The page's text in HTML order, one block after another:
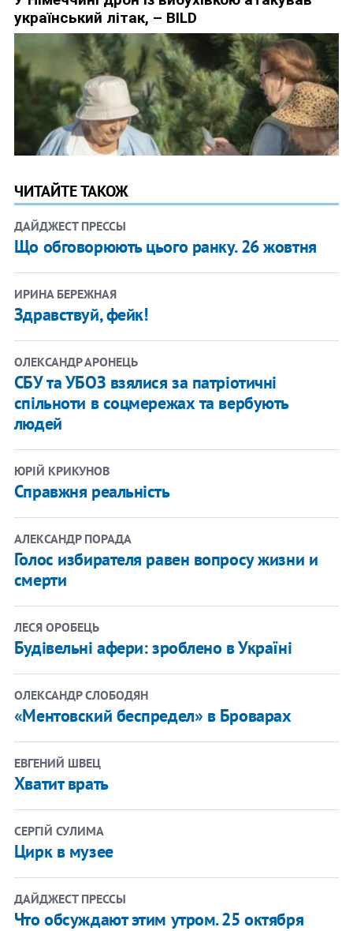
ЧИТАЙТЕ ТАКОЖ
ДАЙДЖЕСТ ПРЕССЫ
Що обговорюють цього ранку. 26 жовтня
ИРИНА БЕРЕЖНАЯ
Здравствуй, фейк!
ОЛЕКСАНДР АРОНЕЦЬ
СБУ та УБОЗ взялися за патріотичні
спільноти в соцмережах та вербують
людей
ЮРІЙ КРИКУНОВ
Справжня реальність
АЛЕКСАНДР ПОРАДА
Голос избирателя равен вопросу жизни и
смерти
ЛЕСЯ ОРОБЕЦЬ
Будівельні афери: зроблено в Україні
ОЛЕКСАНДР СЛОБОДЯН
«Ментовский беспредел» в Броварах
ЕВГЕНИЙ ШВЕЦ
Хватит врать
СЕРГІЙ СУЛИМА
Цирк в музее
ДАЙДЖЕСТ ПРЕССЫ
Что обсуждают этим утром. 25 октября